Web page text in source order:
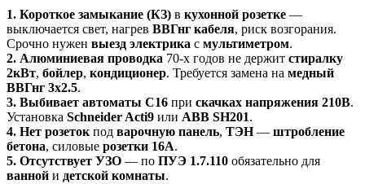
1. Короткое замыкание (КЗ) в кухонной розетке —
выключается свет, нагрев ВВГнг кабеля, риск возгорания.
Срочно нужен выезд электрика с мультиметром.
2. Алюминиевая проводка 70-х годов не держит стиралку
2кВт, бойлер, кондиционер. Требуется замена на медный
ВВГнг 3х2.5.
3. Выбивает автоматы C16 при скачках напряжения 210В.
Установка Schneider Acti9 или ABB SH201.
4. Нет розеток под варочную панель, ТЭН— штробление
бетона, силовые розетки 16А.
5. Отсутствует УЗО — по ПУЭ 1.7.110 обязательно для
ванной и детской комнаты.